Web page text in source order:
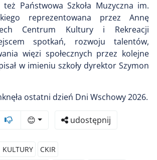
też Państwowa Szkoła Muzyczna im.
reprezentowana przez Annę
Centrum Kultury i Rekreacji
spotkań, rozwoju talentów,
więzi społecznych przez kolejne
w imieniu szkoły dyrektor Szymon
ostatni dzień Dni Wschowy 2026.
😊 udostępnij
CKIR